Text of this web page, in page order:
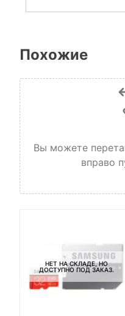
Похожие
Вы можете
вправо
НЕТ НА СКЛАДЕ, НО
ДОСТУПНО ПОД ЗАКАЗ.